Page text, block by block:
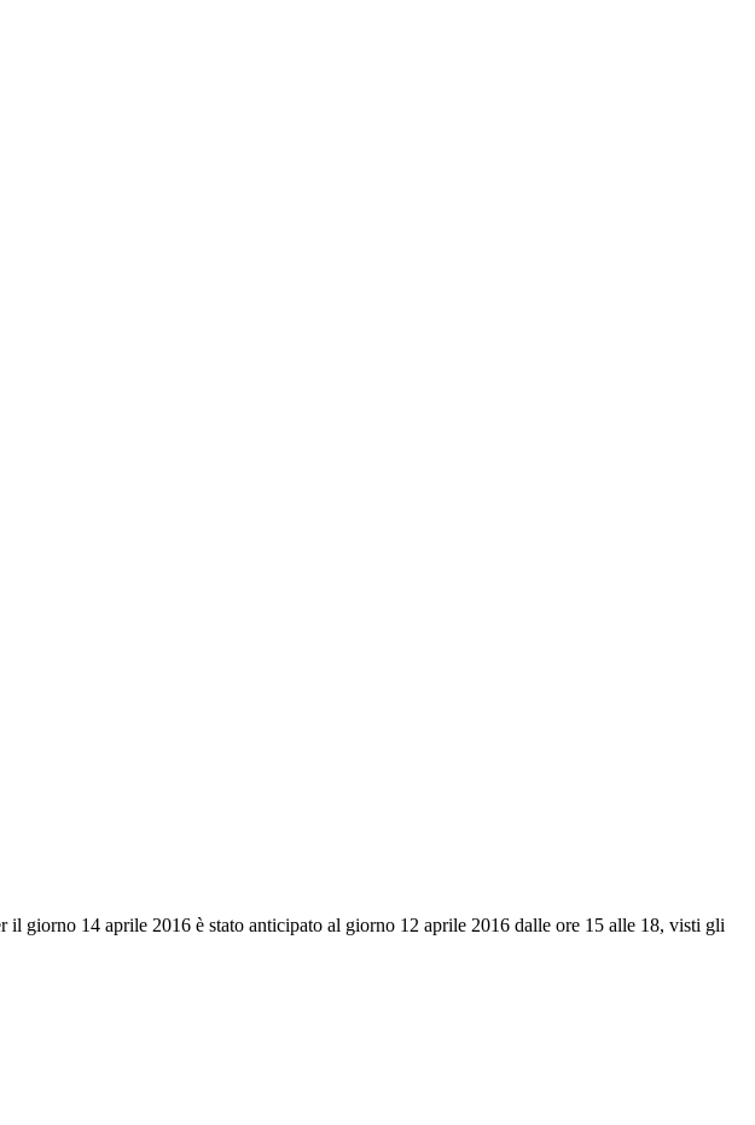
giorno 14 aprile 2016 è stato anticipato al giorno 12 aprile 2016 dalle ore 15 alle 18, visti gli